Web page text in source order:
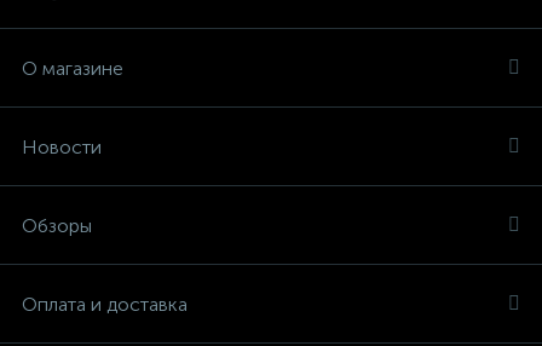
О магазине
Новости
Обзоры
Оплата и доставка